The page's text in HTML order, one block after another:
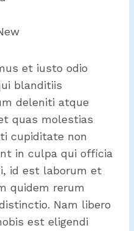
et iusto odio
blanditiis
deleniti atque
quas molestias
cupiditate non
in culpa qui officia
id est laborum et
quidem rerum
Nam libero
est eligendi